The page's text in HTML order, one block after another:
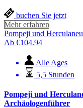
buchen Sie jetzt
Mehr erfahren
Pompeji und
Ab €104.94
Alle Ages
5,5 Stunden
Pompeji und
Archäologenführer